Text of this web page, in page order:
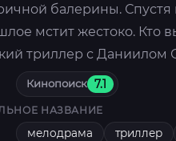
балерины.
мстит жестоко. Кто
триллер с Даниилом
Кинопоиск 7.1
НАЗВАНИЕ
мелодрама триллер